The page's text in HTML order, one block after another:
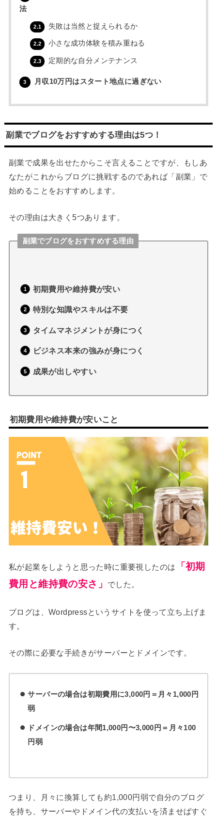
法
2.1 失敗は当然と捉えられるか
2.2 小さな成功体験を積み重ねる
2.3 定期的な自分メンテナンス
3 月収10万円はスタート地点に過ぎない
副業でブログをおすすめする理由は5つ！
副業で成果を出せたからこそ言えることですが、もしあ
なたがこれからブログに挑戦するのであれば「副業」で
始めることをおすすめします。
その理由は大きく5つあります。
副業でブログをおすすめする理由
初期費用や維持費が安い
特別な知識やスキルは不要
タイムマネジメントが身につく
ビジネス本来の強みが身につく
成果が出しやすい
初期費用や維持費が安いこと
私が起業をしようと思った時に重要視したのは
「初期
費用と維持費の安さ」
でした。
ブログは、Wordpressというサイトを使って立ち上げま
す。
その際に必要な手続きがサーバーとドメインです。
サーバーの場合は初期費用に3,000円＝月々1,000円
弱
ドメインの場合は年間1,000円〜3,000円＝月々100
円弱
つまり、月々に換算しても約1,000円弱で自分のブログ
を持ち、サーバーやドメイン代の支払いを済ませばすぐ